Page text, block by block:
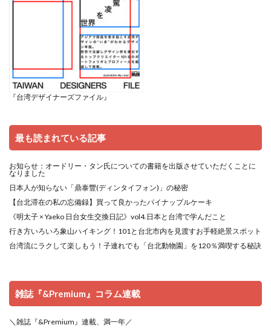
『台湾デザイナーズファイル』
最も読まれている記事
お知らせ：オードリー・タン氏についての書籍を出版させていただくことに
なりました
日本人が知らない「鼎泰豐(ディンタイフォン)」の秘密
【台北滞在の私の忘備録】買って良かったパイナップルケーキ
《明太子 × Yaeko 日台女生交換日記》vol4.日本と台湾で学んだこと
行き方いろいろ象山ハイキング！101と台北市内を見渡すお手軽絶景スポット
台湾流にラクして楽しもう！子連れでも「台北動物園」を120％満喫する秘訣
雑誌『&Premium』コラム連載
＼雑誌『&Premium』連載、満一年／